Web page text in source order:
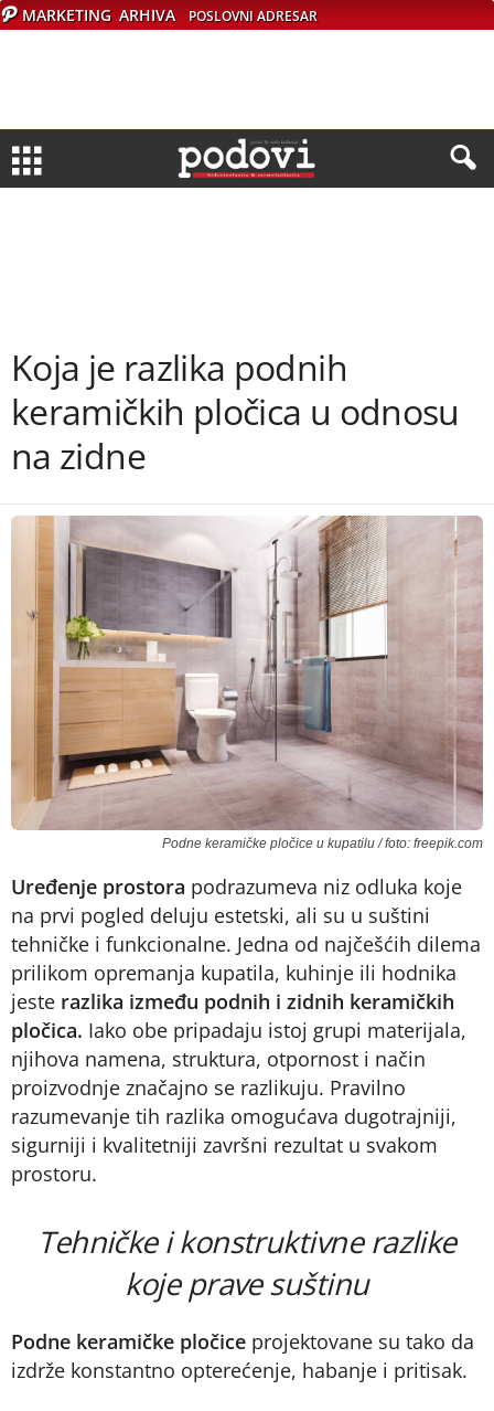
MARKETING ARHIVA POSLOVNI ADRESAR
Koja je razlika podnih
keramičkih pločica u odnosu
na zidne
Podne keramičke pločice u kupatilu / foto: freepik.com
Uređenje prostora podrazumeva niz odluka koje
na prvi pogled deluju estetski, ali su u suštini
tehničke i funkcionalne. Jedna od najčešćih dilema
prilikom opremanja kupatila, kuhinje ili hodnika
jeste razlika između podnih i zidnih keramičkih
pločica. Iako obe pripadaju istoj grupi materijala,
njihova namena, struktura, otpornost i način
proizvodnje značajno se razlikuju. Pravilno
razumevanje tih razlika omogućava dugotrajniji,
sigurniji i kvalitetniji završni rezultat u svakom
prostoru.
Tehničke i konstruktivne razlike
koje prave suštinu
Podne keramičke pločice projektovane su tako da
izdrže konstantno opterećenje, habanje i pritisak.